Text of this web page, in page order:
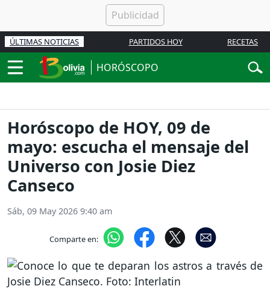
ÚLTIMAS NOTICIAS PARTIDOS HOY RECETAS
HORÓSCOPO
Horóscopo de HOY, 09 de
mayo: escucha el mensaje del
Universo con Josie Diez
Canseco
Sáb, 09 May 2026 9:40 am
Comparte en: